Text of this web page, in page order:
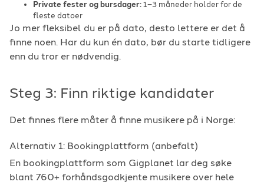
Private fester og bursdager: 1–3 måneder holder for de
fleste datoer
Jo mer fleksibel du er på dato, desto lettere er det å
finne noen. Har du kun én dato, bør du starte tidligere
enn du tror er nødvendig.
Steg 3: Finn riktige kandidater
Det finnes flere måter å finne musikere på i Norge:
Alternativ 1: Bookingplattform (anbefalt)
En bookingplattform som Gigplanet lar deg søke
blant 760+ forhåndsgodkjente musikere over hele